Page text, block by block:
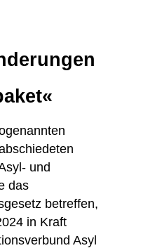
und
das
betreffen,
in Kraft
Asyl